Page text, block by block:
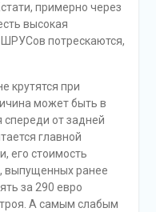
примерно через
высокая
ШРУСов потрескаются,
крутятся при
может быть в
спереди от задней
главной
его стоимость
выпущенных ранее
за 290 евро
А самым слабым